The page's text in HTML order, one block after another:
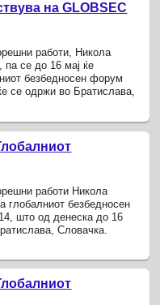
на GLOBSEC
работи, Никола
па се до 16 мај ќе
безбедносен форум
се одржи во Братислава,
работи Никола
глобалниот безбедносен
што од денеска до 16
Словачка.